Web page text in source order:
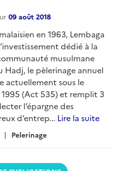
09 août 2018
en 1963, Lembaga
dédié à la
musulmane
Hadj, le pèlerinage annuel
actuellement sous le
(Act 535) et remplit 3
l’épargne des
d’entrep... Lire la suite
Pelerinage